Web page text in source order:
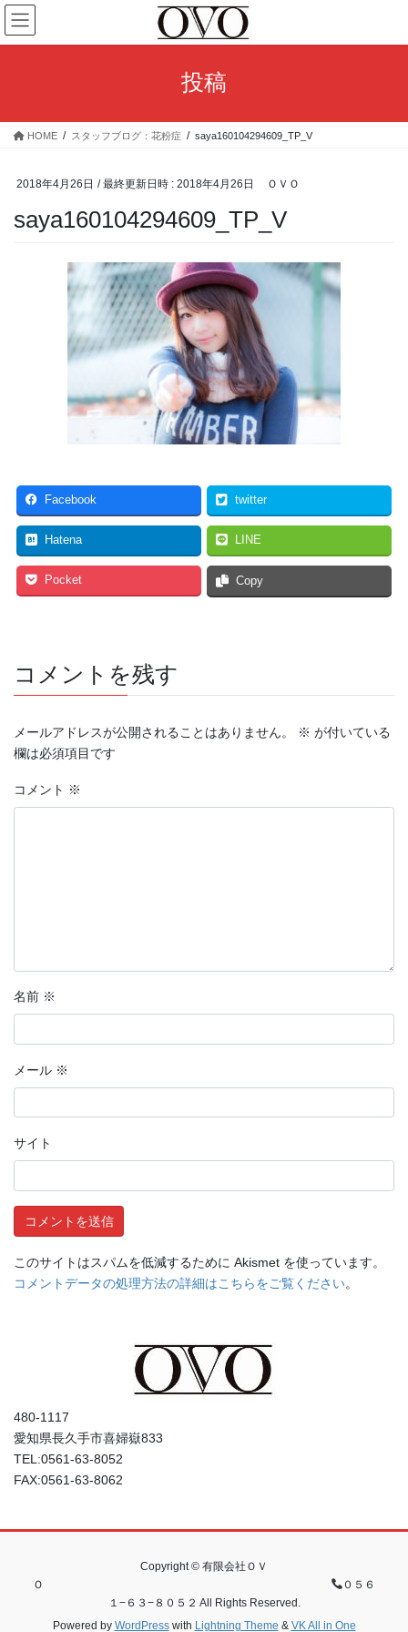
コ
ン
テ
ス
ナ
ビ
ゲ
ン
投稿
HOME スタッフブログ：花粉症 saya160104294609_TP_V
2018年4月26日 / 最終更新日時 : 2018年4月26日 ＯＶＯ
saya160104294609_TP_V
Facebook twitter
Hatena LINE
Pocket Copy
コメントを残す
メールアドレスが公開されることはありません。 ※ が付いている
欄は必須項目です
コメント ※
名前 ※
メール ※
サイト
このサイトはスパムを低減するために Akismet を使っています。
コメントデータの処理方法の詳細はこちらをご覧ください。
480-1117
愛知県長久手市喜婦嶽833
TEL:0561-63-8052
FAX:0561-63-8062
Copyright © 有限会社ＯＶ
Ｏ
０５６
１−６３−８０５２ All Rights Reserved.
Powered by WordPresswith Lightning Theme & VK All in One